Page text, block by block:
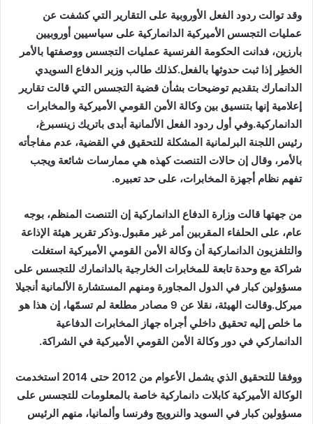
وقد توالت ردود الفعل الأوروبية على التقارير التي كشفت عن
عمليات التجسس الأميركية الدانماركية على سياسيين أوروبيين
بارزين، فدانت الحكومة الفرنسية عمليات التجسس ووصفتها بالأمر
الخطِر إذا ثبت حدوثها بالفعل.كذلك طالب وزير الدفاع السويدي
الدانمارك بتقديم توضيحات بشأن قضية التجسس التي قالت تقارير
إعلامية إنها بتنسيق بين وكالة الأمن القومي الأميركية والمخابرات
الدانماركية.وفي أول ردود الفعل الألمانية أبدى باتريك زينسبرغ،
رئيس اللجنة البرلمانية المشكلة للتحقيق في القضية، عدم مفاجأته
بالأمر، وقال إن حالات التنصت كهذه هي ممارسات شائعة ويجب
تفهم نظام أجهزة المخابرات، على حد تعبيره.
من جهتها قالت وزارة الدفاع الدانماركية إن التنصت المنظم، بوجه
عام، على الحلفاء المقربين أمر غير مقبول.وذكر تقرير هيئة الإذاعة
والتلفزيون الدانماركية أن وكالة الأمن القومي الأميركية استغلت
شراكة مع وحدة تابعة للمخابرات الخارجية بالدانمارك للتجسس على
مسؤولين كبار في الدول المجاورة ومنهم المستشارة الألمانية أنجيلا
ميركل.وقالت الهيئة، نقلا عن 9 مصادر مطلعة لم تسمّها، إن هذا هو
ما خلص إليه تحقيق داخلي أجراه جهاز المخابرات الدفاعية
الدانماركي في دور وكالة الأمن القومي الأميركية في الشراكة.
ووفقا للتحقيق الذي يشمل الأعوام من 2012 حتى 2014 استخدمت
الوكالة الأميركية كابلات دانماركية خاصة بالمعلومات للتجسس على
مسؤولين كبار في السويد والنرويج وفرنسا وألمانيا، منهم الرئيس